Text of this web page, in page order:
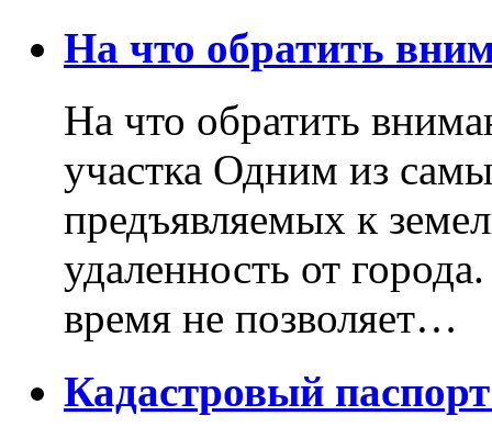
На что обратить
На что обратить
участка Одним из
предъявляемых к
удаленность от
время не позволяет…
Кадастровый